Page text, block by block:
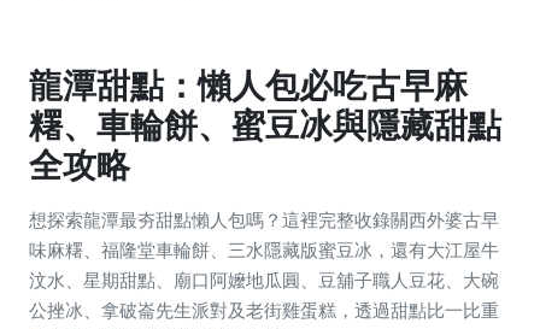
龍潭甜點：懶人包必吃古早麻
糬、車輪餅、蜜豆冰與隱藏甜點
全攻略
想探索龍潭最夯甜點懶人包嗎？這裡完整收錄關西外婆古早
味麻糬、福隆堂車輪餅、三水隱藏版蜜豆冰，還有大江屋牛
汶水、星期甜點、廟口阿嬤地瓜圓、豆舖子職人豆花、大碗
公挫冰、拿破崙先生派對及老街雞蛋糕，透過甜點比一比重